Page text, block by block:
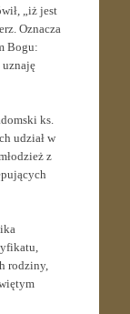
„iż jest
Oznacza
Bogu:
uznaję
ks.
udział w
z
rodziny,